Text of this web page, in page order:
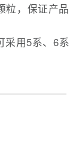
粒，保证产品
采用5系、6系